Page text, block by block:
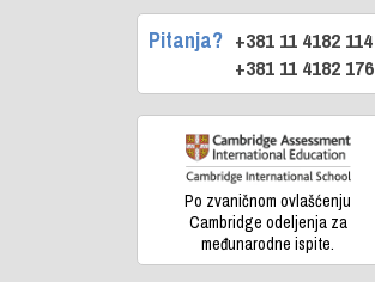
Pitanja? +381 11 4182 114
+381 11 4182 176
Po zvaničnom ovlašćenju
Cambridge odeljenja za
međunarodne ispite.